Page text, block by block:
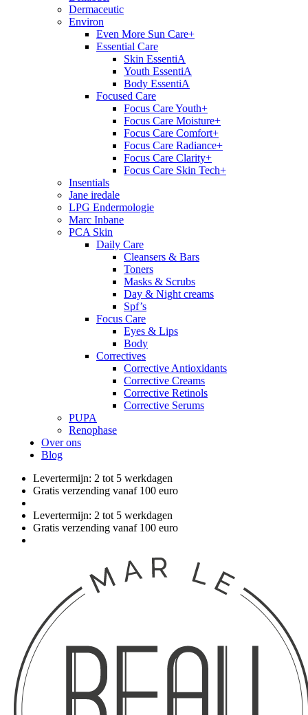
Dermaceutic
Environ
Even More Sun Care+
Essential Care
Skin EssentiA
Youth EssentiA
Body EssentiA
Focused Care
Focus Care Youth+
Focus Care Moisture+
Focus Care Comfort+
Focus Care Radiance+
Focus Care Clarity+
Focus Care Skin Tech+
Insentials
Jane iredale
LPG Endermologie
Marc Inbane
PCA Skin
Daily Care
Cleansers & Bars
Toners
Masks & Scrubs
Day & Night creams
Spf’s
Focus Care
Eyes & Lips
Body
Correctives
Corrective Antioxidants
Corrective Creams
Corrective Retinols
Corrective Serums
PUPA
Renophase
Over ons
Blog
Levertermijn: 2 tot 5 werkdagen
Gratis verzending vanaf 100 euro
Levertermijn: 2 tot 5 werkdagen
Gratis verzending vanaf 100 euro